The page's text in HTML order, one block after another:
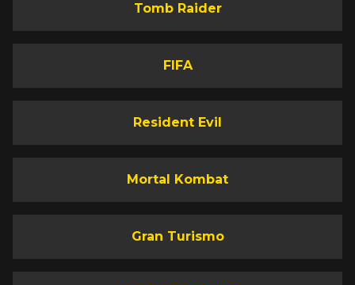
Tomb Raider
FIFA
Resident Evil
Mortal Kombat
Gran Turismo